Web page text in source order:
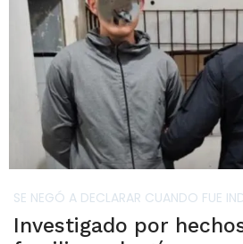
SE NEGÓ A DECLARAR CUANDO FUE
Investigado por